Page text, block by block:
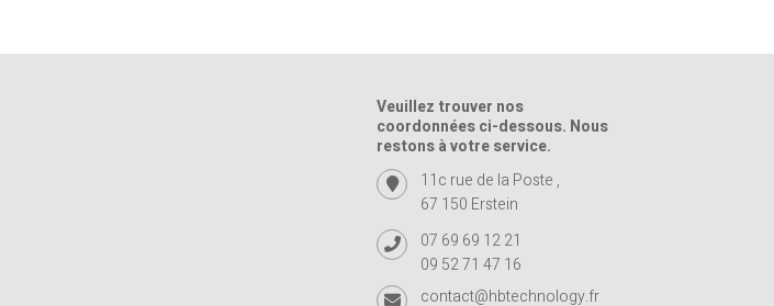
Veuillez trouver nos
coordonnées ci-dessous. Nous
restons à votre service.
11c rue de la Poste ,
67 150 Erstein
07 69 69 12 21
09 52 71 47 16
contact@hbtechnology.fr